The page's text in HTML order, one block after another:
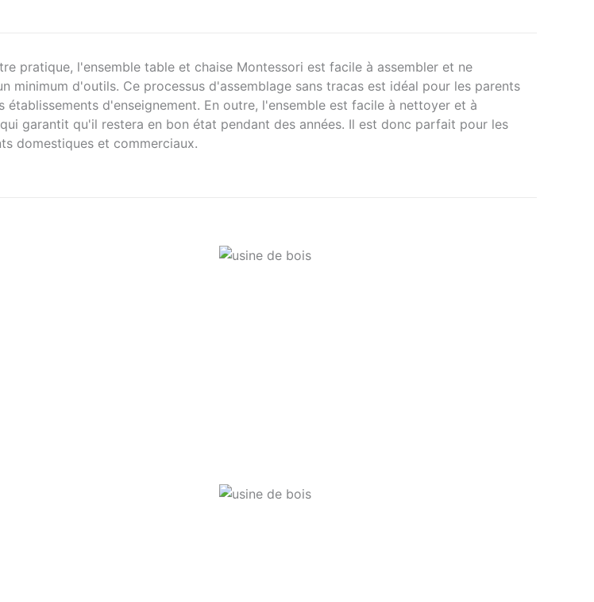
pratique, l'ensemble table et chaise Montessori est facile à assembler et ne
minimum d'outils. Ce processus d'assemblage sans tracas est idéal pour les parents
établissements d'enseignement. En outre, l'ensemble est facile à nettoyer et à
garantit qu'il restera en bon état pendant des années. Il est donc parfait pour les
domestiques et commerciaux.